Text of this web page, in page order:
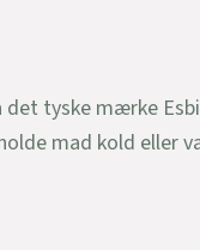
det tyske mærke
mad kold eller